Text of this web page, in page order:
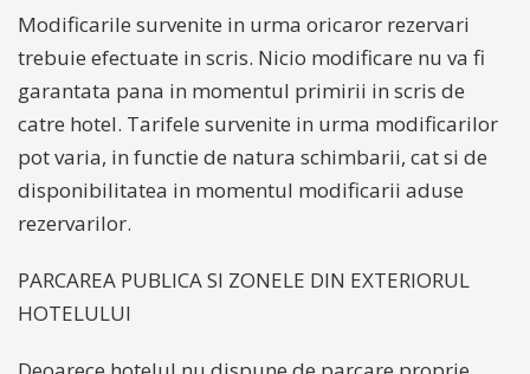
Modificarile survenite in urma oricaror rezervari
trebuie efectuate in scris. Nicio modificare nu va fi
garantata pana in momentul primirii in scris de
catre hotel. Tarifele survenite in urma modificarilor
pot varia, in functie de natura schimbarii, cat si de
disponibilitatea in momentul modificarii aduse
rezervarilor.
PARCAREA PUBLICA SI ZONELE DIN EXTERIORUL
HOTELULUI